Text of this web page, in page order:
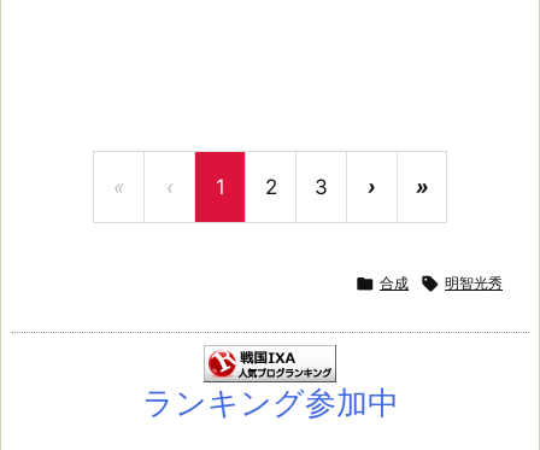
« ‹ 1 2 3 › »
 合成  明智光秀
ランキング参加中